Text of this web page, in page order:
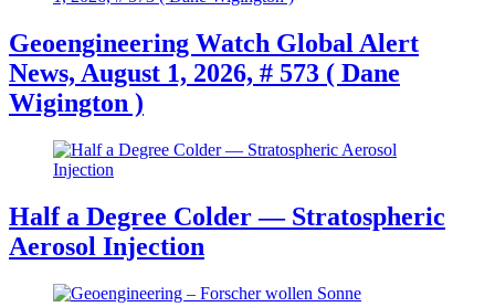
Geoengineering Watch Global Alert
News, August 1, 2026, # 573 ( Dane
Wigington )
Half a Degree Colder — Stratospheric
Aerosol Injection